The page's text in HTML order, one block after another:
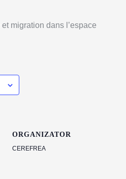
ORGANIZATOR
CEREFREA